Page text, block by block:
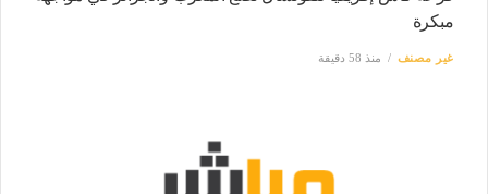
مبكرة
غير مصنف منذ 58 دقيقة